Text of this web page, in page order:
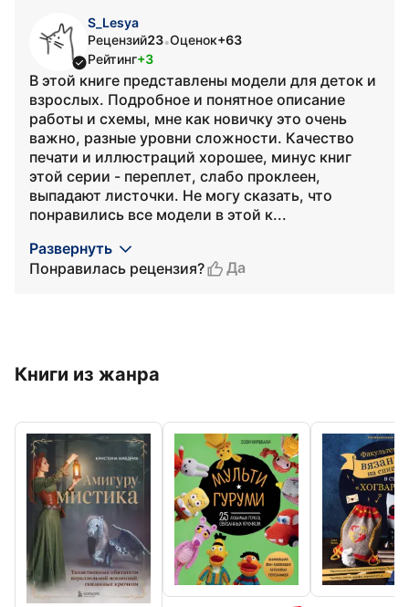
S_Lesya
Рецензий23•Оценок+63
Рейтинг+3
В этой книге представлены модели для деток и
взрослых. Подробное и понятное описание
работы и схемы, мне как новичку это очень
важно, разные уровни сложности. Качество
печати и иллюстраций хорошее, минус книг
этой серии - переплет, слабо проклеен,
выпадают листочки. Не могу сказать, что
понравились все модели в этой к...
Развернуть
Понравилась рецензия?
Да
Книги из жанра